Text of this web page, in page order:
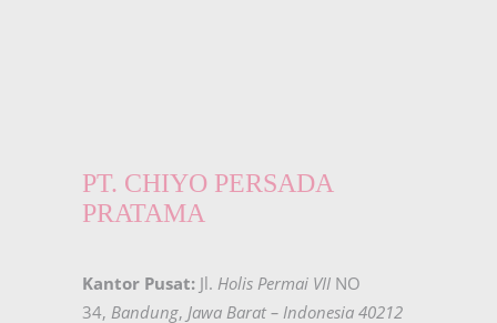
PT. CHIYO PERSADA
PRATAMA
Kantor Pusat: Jl. Holis Permai VII NO
34, Bandung, Jawa Barat – Indonesia 40212